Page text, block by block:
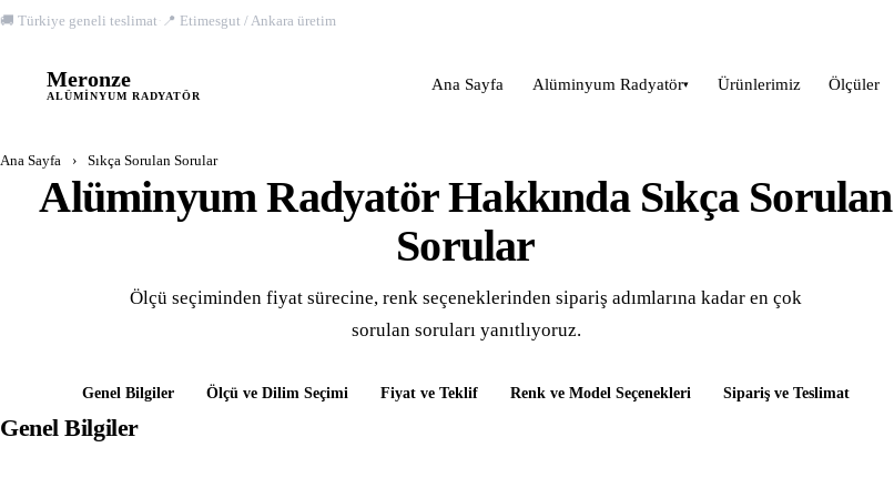
🚚 Türkiye geneli teslimat 📍 Etimesgut / Ankara üretim
Meronze
ALÜMINYUM RADYATÖR
Ana Sayfa Alüminyum Radyatör▾ Ürünlerimiz Ölçüler
Ana Sayfa › Sıkça Sorulan Sorular
Alüminyum Radyatör Hakkında Sıkça Sorulan
Sorular
Ölçü seçiminden fiyat sürecine, renk seçeneklerinden sipariş adımlarına kadar en çok
sorulan soruları yanıtlıyoruz.
Genel Bilgiler Ölçü ve Dilim Seçimi Fiyat ve Teklif Renk ve Model Seçenekleri Sipariş ve Teslimat
Genel Bilgiler